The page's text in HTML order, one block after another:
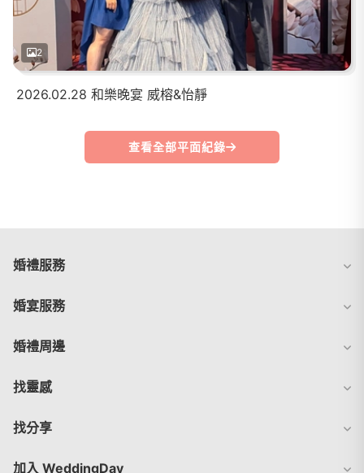
2
2026.02.28 和樂晚宴 威榕&怡靜
查看全部平面紀錄
婚禮服務
婚宴服務
婚禮周邊
找靈感
找分享
加入 WeddingDay